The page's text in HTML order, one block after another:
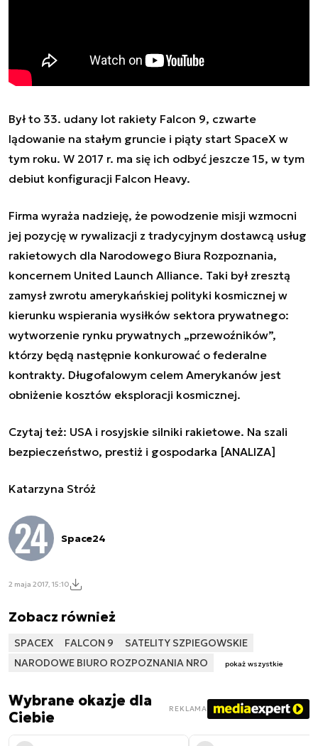
Był to 33. udany lot rakiety Falcon 9, czwarte
lądowanie na stałym gruncie i piąty start SpaceX w
tym roku. W 2017 r. ma się ich odbyć jeszcze 15, w tym
debiut konfiguracji Falcon Heavy.
Firma wyraża nadzieję, że powodzenie misji wzmocni
jej pozycję w rywalizacji z tradycyjnym dostawcą usług
rakietowych dla Narodowego Biura Rozpoznania,
koncernem United Launch Alliance. Taki był zresztą
zamysł zwrotu amerykańskiej polityki kosmicznej w
kierunku wspierania wysiłków sektora prywatnego:
wytworzenie rynku prywatnych „przewoźników”,
którzy będą następnie konkurować o federalne
kontrakty. Długofalowym celem Amerykanów jest
obniżenie kosztów eksploracji kosmicznej.
Czytaj też: USA i rosyjskie silniki rakietowe. Na szali
bezpieczeństwo, prestiż i gospodarka [ANALIZA]
Katarzyna Stróż
Space24
2 maja 2017, 15:10
Zobacz również
SPACEX FALCON 9
SATELITY SZPIEGOWSKIE
NARODOWE BIURO ROZPOZNANIA NRO
pokaż wszystkie
Wybrane okazje dla
Ciebie
REKLAMA